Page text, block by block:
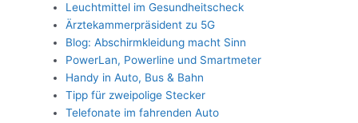
Leuchtmittel im Gesundheitscheck
Ärztekammerpräsident zu 5G
Blog: Abschirmkleidung macht Sinn
PowerLan, Powerline und Smartmeter
Handy in Auto, Bus & Bahn
Tipp für zweipolige Stecker
Telefonate im fahrenden Auto